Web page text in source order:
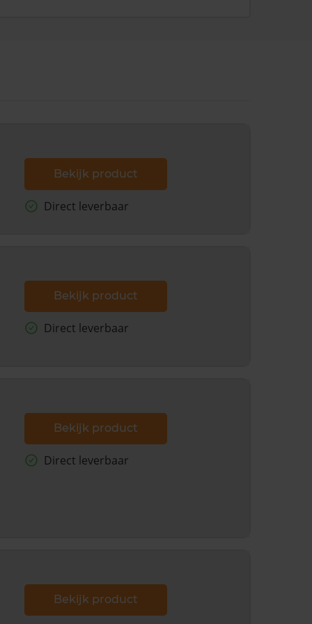
Bekijk product
Direct leverbaar
Bekijk product
Direct leverbaar
Bekijk product
Direct leverbaar
Bekijk product